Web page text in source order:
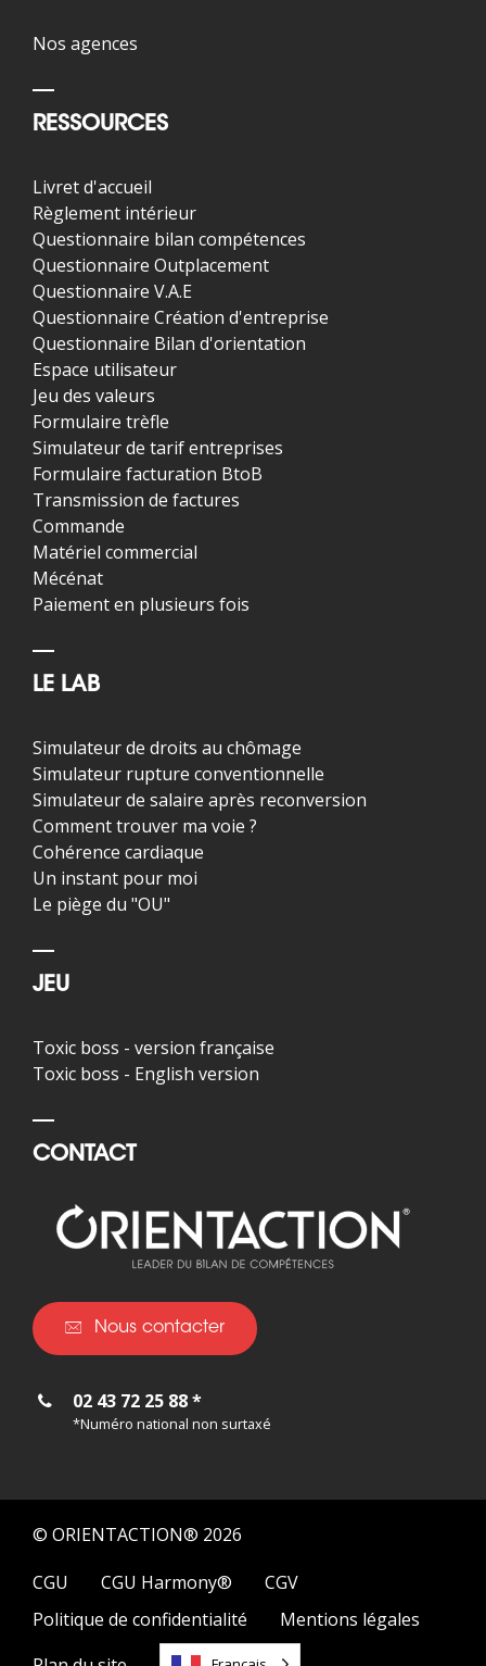
Nos agences
RESSOURCES
Livret d'accueil
Règlement intérieur
Questionnaire bilan compétences
Questionnaire Outplacement
Questionnaire V.A.E
Questionnaire Création d'entreprise
Questionnaire Bilan d'orientation
Espace utilisateur
Jeu des valeurs
Formulaire trèfle
Simulateur de tarif entreprises
Formulaire facturation BtoB
Transmission de factures
Commande
Matériel commercial
Mécénat
Paiement en plusieurs fois
LE LAB
Simulateur de droits au chômage
Simulateur rupture conventionnelle
Simulateur de salaire après reconversion
Comment trouver ma voie ?
Cohérence cardiaque
Un instant pour moi
Le piège du "OU"
JEU
Toxic boss - version française
Toxic boss - English version
CONTACT
Nous contacter
02 43 72 25 88 *
*Numéro national non surtaxé
© ORIENTACTION® 2026
CGU
CGU Harmony®
CGV
Politique de confidentialité
Mentions légales